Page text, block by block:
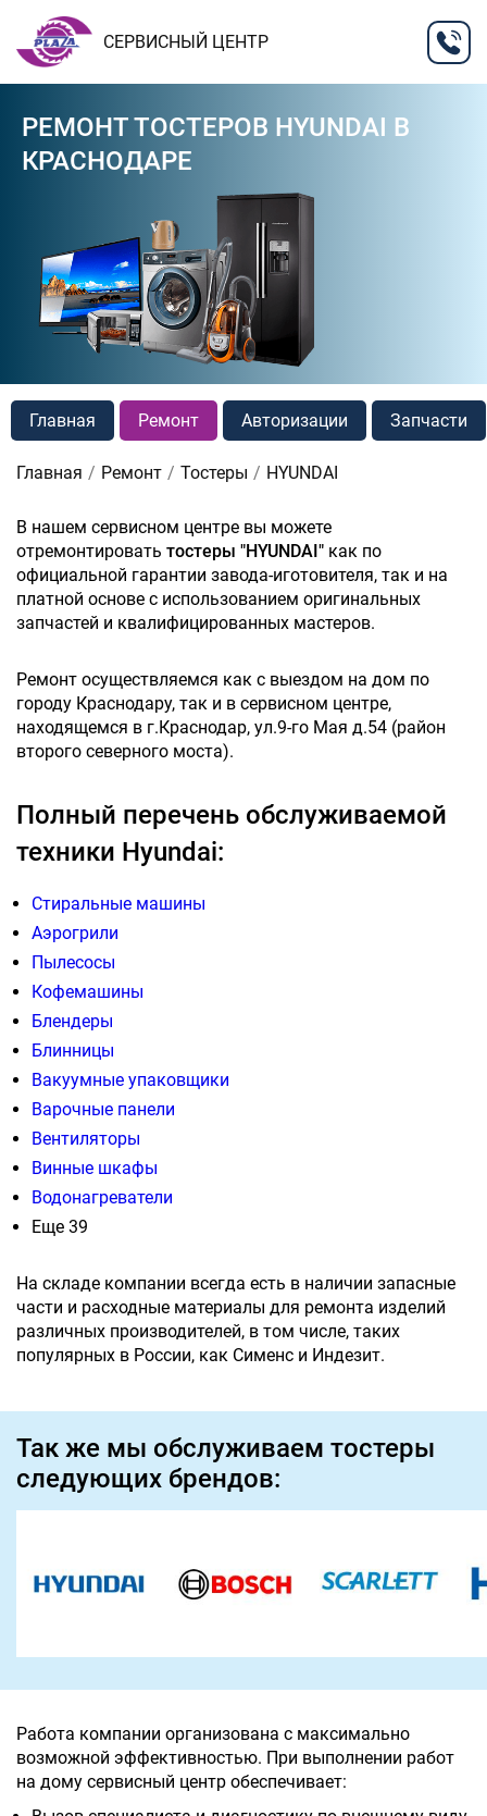
СЕРВИСНЫЙ ЦЕНТР
РЕМОНТ ТОСТЕРОВ HYUNDAI В
КРАСНОДАРЕ
Главная Ремонт Авторизации Запчасти
Главная Ремонт Тостеры HYUNDAI
В нашем сервисном центре вы можете
отремонтировать тостеры "HYUNDAI" как по
официальной гарантии завода-иготовителя, так и на
платной основе с использованием оригинальных
запчастей и квалифицированных мастеров.
Ремонт осуществляемся как с выездом на дом по
городу Краснодару, так и в сервисном центре,
находящемся в г.Краснодар, ул.9-го Мая д.54 (район
второго северного моста).
Полный перечень обслуживаемой
техники Hyundai:
Стиральные машины
Аэрогрили
Пылесосы
Кофемашины
Блендеры
Блинницы
Вакуумные упаковщики
Варочные панели
Вентиляторы
Винные шкафы
Водонагреватели
Еще 39
На складе компании всегда есть в наличии запасные
части и расходные материалы для ремонта изделий
различных производителей, в том числе, таких
популярных в России, как Сименс и Индезит.
Так же мы обслуживаем тостеры
следующих брендов:
Работа компании организована с максимально
возможной эффективностью. При выполнении работ
на дому сервисный центр обеспечивает: